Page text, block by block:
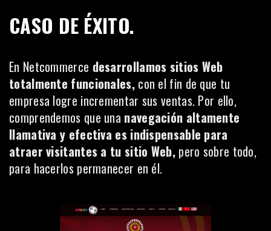
CASO DE ÉXITO.
En Netcommerce desarrollamos sitios Web
totalmente funcionales,con el fin de que tu
empresa logre incrementar sus ventas. Por ello,
comprendemos que una navegación altamente
llamativa y efectiva es indispensable para
atraer visitantes a tu sitio Web,pero sobre todo,
para hacerlos permanecer en él.